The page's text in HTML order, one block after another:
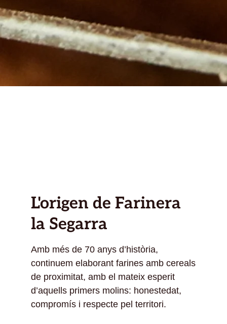
L'origen de Farinera
la Segarra
Amb més de 70 anys d’història,
continuem elaborant farines amb cereals
de proximitat, amb el mateix esperit
d’aquells primers molins: honestedat,
compromís i respecte pel territori.